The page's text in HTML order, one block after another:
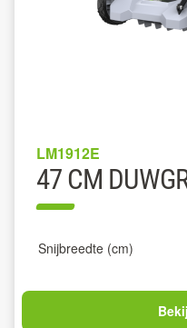
LM1912E
47 CM
Snijbreedte (cm)